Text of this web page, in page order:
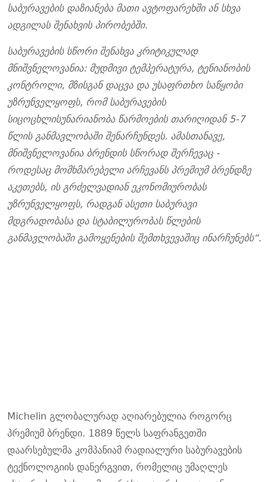
საბურავების დაზიანება მათი ავტოფარეხში ან სხვა
ადგილას შენახვის პირობებში.
საბურავების სწორი შენახვა კრიტიკულად
მნიშვნელოვანია: მუდმივი ტემპერატურა, ტენიანობის
კონტროლი, მზისგან დაცვა და უსაფრთხო საწყობი
უზრუნველყოფს, რომ საბურავების
სიცოცხლისუნარიანობა წარმოების თარიღიდან 5-7
წლის განმავლობაში შენარჩუნდეს. ამასთანავე,
მნიშვნელოვანია ბრენდის სწორად შერჩევაც -
როდესაც მომხმარებელი არჩევანს პრემიუმ ბრენდზე
აკეთებს, ის გრძელვადიან ეკონომიურობას
უზრუნველყოფს, რადგან ასეთი საბურავი
მდგრადობასა და სტაბილურობას წლების
განმავლობაში გამოყენების შემთხვევაშიც ინარჩუნებს“.
Michelin გლობალურად აღიარებულია როგორც
პრემიუმ ბრენდი. 1889 წელს საფრანგეთში
დაარსებულმა კომპანიამ რადიალური საბურავების
ტექნოლოგიის დანერგვით, რომელიც უმაღლეს